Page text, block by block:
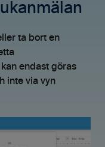
ta bort en
endast göras
inte via vyn